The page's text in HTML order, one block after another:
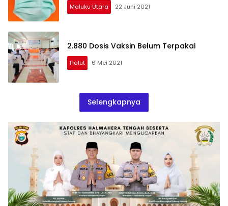
Maluku Utara 22 Juni 2021
2.880 Dosis Vaksin Belum Terpakai
Halut 6 Mei 2021
Selengkapnya